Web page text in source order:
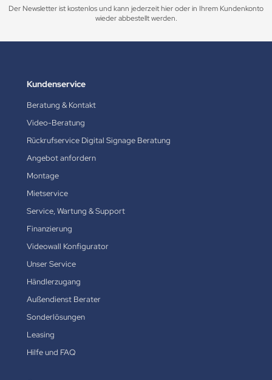
Der Newsletter ist kostenlos und kann jederzeit hier oder in Ihrem Kundenkonto
wieder abbestellt werden.
Kundenservice
Beratung & Kontakt
Video-Beratung
Rückrufservice Digital Signage Beratung
Angebot anfordern
Montage
Mietservice
Service, Wartung & Support
Finanzierung
Videowall Konfigurator
Unser Service
Händlerzugang
Außendienst Berater
Sonderlösungen
Leasing
Hilfe und FAQ